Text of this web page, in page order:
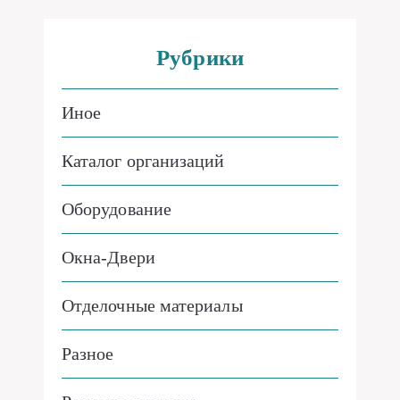
Рубрики
Иное
Каталог организаций
Оборудование
Окна-Двери
Отделочные материалы
Разное